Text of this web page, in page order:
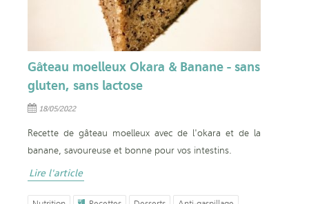
Gâteau moelleux Okara & Banane - sans
gluten, sans lactose
18/05/2022
Recette de gâteau moelleux avec de l'okara et de la
banane, savoureuse et bonne pour vos intestins.
Lire l'article